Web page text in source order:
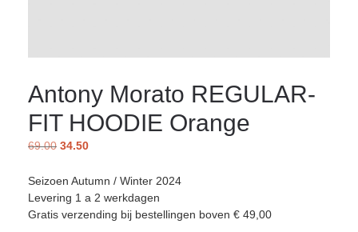
Antony Morato REGULAR-
FIT HOODIE Orange
69.00 34.50
Seizoen Autumn / Winter 2024
Levering 1 a 2 werkdagen
Gratis verzending bij bestellingen boven € 49,00